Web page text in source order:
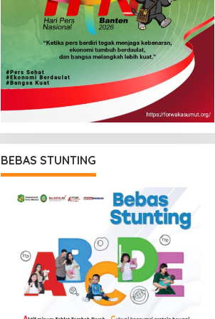
BEBAS STUNTING